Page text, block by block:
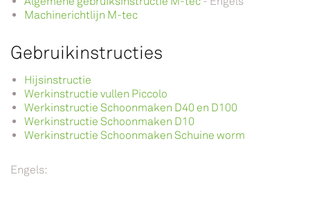
Machinerichtlijn M-tec
Gebruikinstructies
Hijsinstructie
Werkinstructie vullen Piccolo
Werkinstructie Schoonmaken D40 en D100
Werkinstructie Schoonmaken D10
Werkinstructie Schoonmaken Schuine worm
Engels: